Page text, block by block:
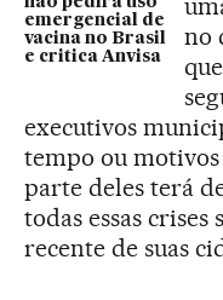
emergencial de
vacina no Brasil
e critica Anvisa
no
executivos
tempo ou
parte deles terá
todas essas
recente de suas